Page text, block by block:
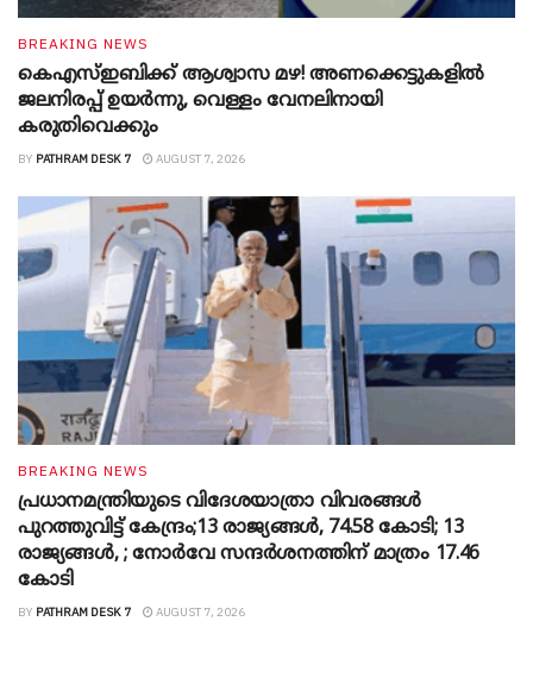
BREAKING NEWS
കെഎസ്ഇബിക്ക് ആശ്വാസ മഴ! അണക്കെട്ടുകളിൽ
ജലനിരപ്പ് ഉയർന്നു, വെള്ളം വേനലിനായി
കരുതിവെക്കും
BY PATHRAM DESK 7 AUGUST 7, 2026
BREAKING NEWS
പ്രധാനമന്ത്രിയുടെ വിദേശയാത്രാ വിവരങ്ങൾ
പുറത്തുവിട്ട് കേന്ദ്രം;13 രാജ്യങ്ങൾ, 74.58 കോടി; 13
രാജ്യങ്ങൾ, ; നോർവേ സന്ദർശനത്തിന് മാത്രം 17.46
കോടി
BY PATHRAM DESK 7 AUGUST 7, 2026